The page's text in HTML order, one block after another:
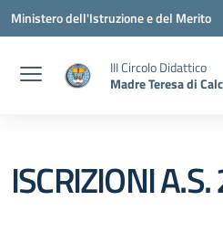
Vai ai contenuti
Vai al menu di navigazione
Vai al footer
Ministero dell'Istruzione e del Merito
III Circolo Didattico
Madre Teresa di
ISCRIZIONI